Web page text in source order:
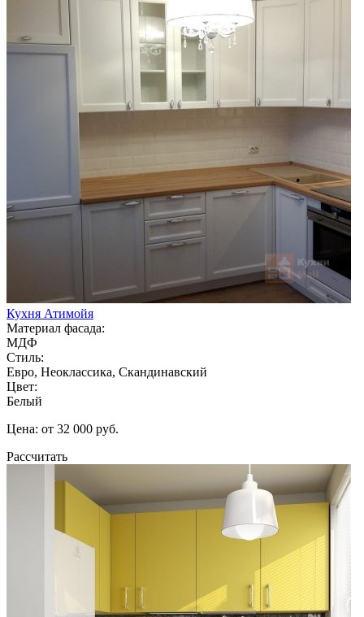
Кухня Атимойя
Материал фасада:
МДФ
Стиль:
Евро, Неоклассика, Скандинавский
Цвет:
Белый
Цена: от 32 000 руб.
Рассчитать